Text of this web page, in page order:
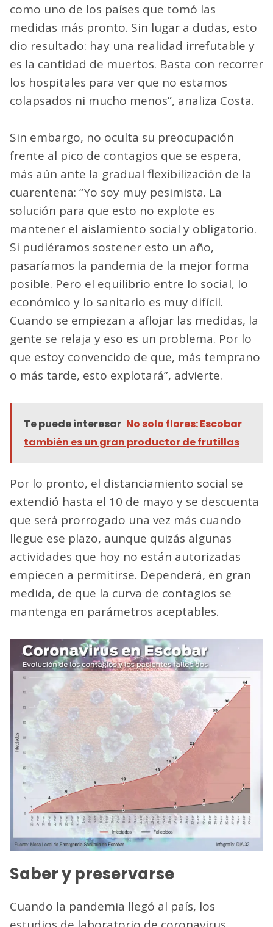
como uno de los países que tomó las
medidas más pronto. Sin lugar a dudas, esto
dio resultado: hay una realidad irrefutable y
es la cantidad de muertos. Basta con recorrer
los hospitales para ver que no estamos
colapsados ni mucho menos”, analiza Costa.
Sin embargo, no oculta su preocupación
frente al pico de contagios que se espera,
más aún ante la gradual flexibilización de la
cuarentena: “Yo soy muy pesimista. La
solución para que esto no explote es
mantener el aislamiento social y obligatorio.
Si pudiéramos sostener esto un año,
pasaríamos la pandemia de la mejor forma
posible. Pero el equilibrio entre lo social, lo
económico y lo sanitario es muy difícil.
Cuando se empiezan a aflojar las medidas, la
gente se relaja y eso es un problema. Por lo
que estoy convencido de que, más temprano
o más tarde, esto explotará”, advierte.
Te puede interesar No solo flores: Escobar
también es un gran productor de frutillas
Por lo pronto, el distanciamiento social se
extendió hasta el 10 de mayo y se descuenta
que será prorrogado una vez más cuando
llegue ese plazo, aunque quizás algunas
actividades que hoy no están autorizadas
empiecen a permitirse. Dependerá, en gran
medida, de que la curva de contagios se
mantenga en parámetros aceptables.
Saber y preservarse
Cuando la pandemia llegó al país, los